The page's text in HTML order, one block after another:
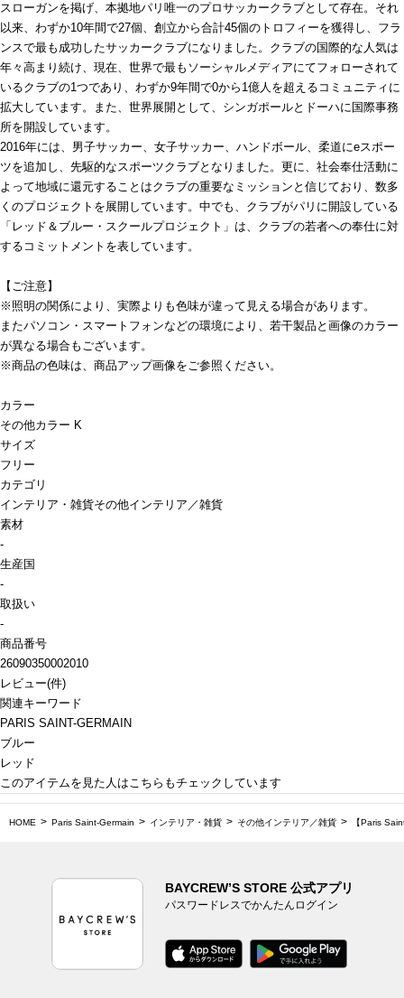
スローガンを掲げ、本拠地パリ唯一のプロサッカークラブとして存在。それ
以来、わずか10年間で27個、創立から合計45個のトロフィーを獲得し、フラ
ンスで最も成功したサッカークラブになりました。クラブの国際的な人気は
年々高まり続け、現在、世界で最もソーシャルメディアにてフォローされて
いるクラブの1つであり、わずか9年間で0から1億人を超えるコミュニティに
拡大しています。また、世界展開として、シンガポールとドーハに国際事務
所を開設しています。
2016年には、男子サッカー、女子サッカー、ハンドボール、柔道にeスポー
ツを追加し、先駆的なスポーツクラブとなりました。更に、社会奉仕活動に
よって地域に還元することはクラブの重要なミッションと信じており、数多
くのプロジェクトを展開しています。中でも、クラブがパリに開設している
「レッド＆ブルー・スクールプロジェクト」は、クラブの若者への奉仕に対
するコミットメントを表しています。
【ご注意】
※照明の関係により、実際よりも色味が違って見える場合があります。
またパソコン・スマートフォンなどの環境により、若干製品と画像のカラー
が異なる場合もございます。
※商品の色味は、商品アップ画像をご参照ください。
カラー
その他カラー K
サイズ
フリー
カテゴリ
インテリア・雑貨その他インテリア／雑貨
素材
-
生産国
-
取扱い
-
商品番号
26090350002010
レビュー(件)
関連キーワード
PARIS SAINT-GERMAIN
ブルー
レッド
このアイテムを見た人はこちらもチェックしています
HOME Paris Saint-Germain インテリア・雑貨 その他インテリア／雑貨 【Paris
BAYCREW’S STORE 公式アプリ
パスワードレスでかんたんログイン